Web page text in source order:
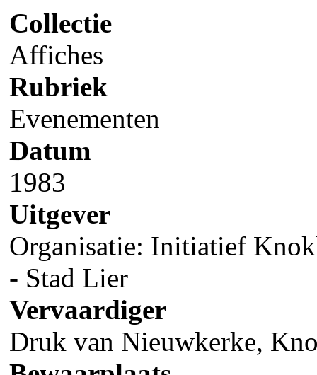
Collectie
Affiches
Rubriek
Evenementen
Datum
1983
Uitgever
Organisatie: Initiatief
- Stad Lier
Vervaardiger
Druk van Nieuwkerke,